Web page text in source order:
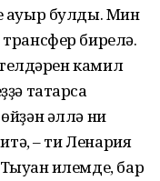
ауыр булды. Мин
бирелә.
камил
татарса
әллә ни
– ти Ленария
илемде, бар